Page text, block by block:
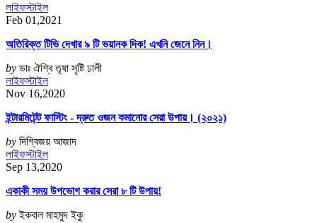
লাইফস্টাইল
Feb 01,2021
অতিরিক্ত টিভি দেখার ৯ টি ভয়ানক দিক! এখনি জেনে নিন।
by ডাঃ ঐশ্বি তৃষা সৃষ্টি ঢালী
লাইফস্টাইল
Nov 16,2020
ইন্টারমিটেন্ট ফাস্টিং - দ্রুত ওজন কমানোর সেরা উপায়। (২০২১)
by দিগ্বিজয় আজাদ
লাইফস্টাইল
Sep 13,2020
একাকী সময় উপভোগ করার সেরা ৮ টি উপায়!
byইকবাল মাহমুদ ইকু